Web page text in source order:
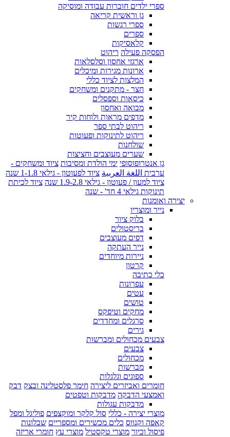
ספרי ילדים חוברות עבודה ומוסיקה
גן וראשית קריאה
ספרי רגשות
ספרים
קלאסיקות
הפסקה פעילה ריהוט
ארגזי אחסון וסלסלאות
ארונות מגירות ומיכלים
המלצות לציוד כללי
חצר - מתקנים ומשחקים
כיסאות וספסלים
מבואה ואחסון
מדפים מראות ולוחות קיר
ריהוט לבתי ספר
ריהוט לתינוקות ופעוטות
שולחנות
שערים מעוצבים וחציצות
גן אנטרופוסופי ימי הולדת ומסיבות ציוד ומשחקים -
ערבית اللغة العربية ציוד לפעוטון - גילאי 1-1.8 שנה
ציוד למעון / פעוטון - גילאי 1.9-2.8 שנה
ציוד לכיתת
תינוקות גילאי 4 חד' - שנה
יצירה ואומנות
נייר ומוצריו
בלוק ציור
בריסטולים
דפים מעוצבים
נייר העתקה
ניירות מיוחדים
קרטון
כלי כתיבה
עפרונות
עטים
טושים
מחקים וטיפקס
סרגלים ומחדדים
גירים
צבעים מכחולים ומברשות
צבעים
מכחולים
מברשות
ספוגים וגלגלות
חומרים ואביזרים ליצירה חימר פלסטלינה ובצק דבק
ואמצעי הדבקה מדבקות וטפטים
מדבקות עגולות
מוצרי יצירה - כללי סול קלקר ומוקצפים פוליגל ומפל
קאפה וקנווס כלים מכשירים ומספריים שבלונות
פיסול וכיור מוצרי טקסטיל מוצרי עץ חומרי אריזה